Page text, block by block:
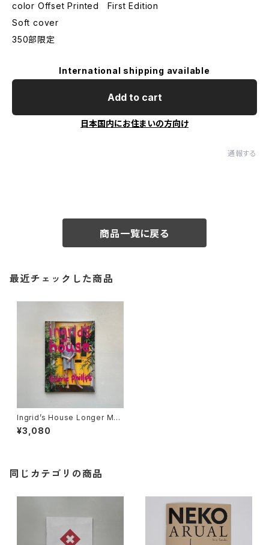
color Offset Printed First Edition
Soft cover
350部限定
International shipping available
Add to cart
日本国内にお住まいの方向け
通報する
商品一覧に戻る
最近チェックした商品
Ingrid’s House Longer Mo
on Farther - Valerie Phillip
s
¥3,080
同じカテゴリの商品